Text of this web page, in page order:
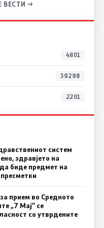
ВЕСТИ →
4801
39298
2201
систем
здравјето на
биде предмет на
прием во Средното
„7 Мај“ се
со утврдените